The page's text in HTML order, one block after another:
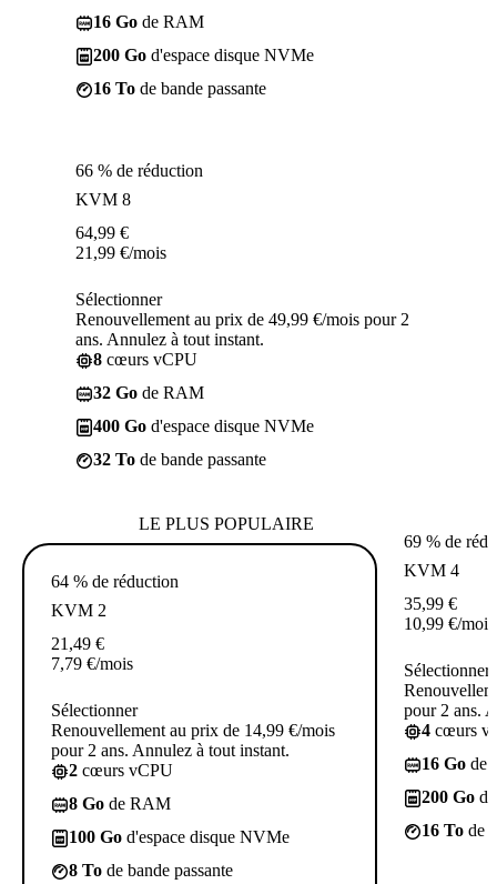
16 Go de RAM
200 Go d'espace disque NVMe
16 To de bande passante
66 % de réduction
KVM 8
64,99 €
21,99 €/mois
Sélectionner
Renouvellement au prix de 49,99 €/mois pour 2
ans. Annulez à tout instant.
8 cœurs vCPU
32 Go de RAM
400 Go d'espace disque NVMe
32 To de bande passante
LE PLUS POPULAIRE
64 % de réduction
KVM 2
21,49 €
7,79 €/mois
Sélectionner
Renouvellement au prix de 14,99 €/mois
pour 2 ans. Annulez à tout instant.
2 cœurs vCPU
8 Go de RAM
100 Go d'espace disque NVMe
8 To de bande passante
69 % de
KVM 4
35,99 €
10,99 €/mois
Sélectionner
pour 2 ans.
4 cœurs
16 Go de
200 Go
16 To de